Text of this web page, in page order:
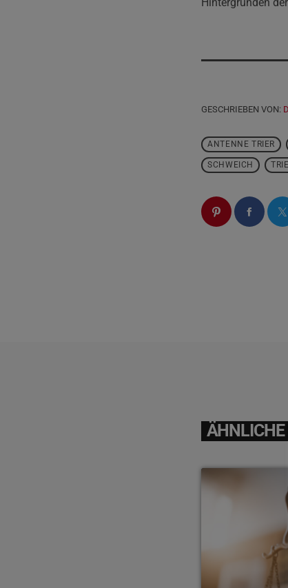
GESCHRIEBEN VON:
ANTENNE TRIER
SCHWEICH
ÄHNLICHE